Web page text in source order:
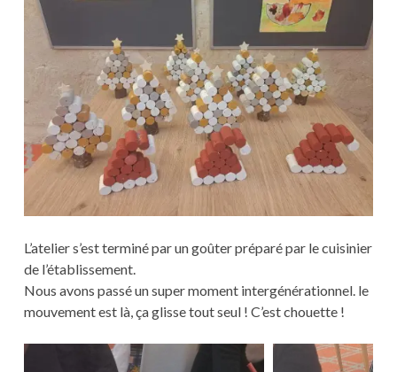
L’atelier s’est terminé par un goûter préparé par le cuisinier
de l’établissement.
Nous avons passé un super moment intergénérationnel. le
mouvement est là, ça glisse tout seul ! C’est chouette !